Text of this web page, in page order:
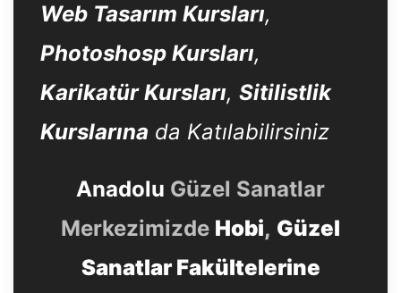
Web Tasarım Kursları,
Photoshosp Kursları,
Karikatür Kursları, Sitilistlik
Kurslarına da Katılabilirsiniz
Anadolu Güzel Sanatlar
Merkezimizde Hobi, Güzel
Sanatlar Fakültelerine